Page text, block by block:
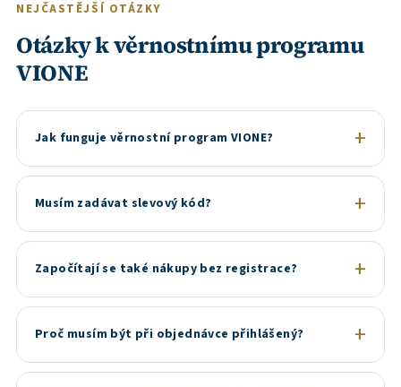
NEJČASTĚJŠÍ OTÁZKY
Otázky k věrnostnímu programu
VIONE
Jak funguje věrnostní program VIONE?
Musím zadávat slevový kód?
Započítají se také nákupy bez registrace?
Proč musím být při objednávce přihlášený?